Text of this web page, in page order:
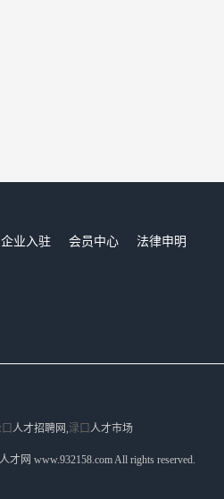
企业入驻 会员中心
法律申明
人才招聘网,渌口人才市场
人才网 www.932158.com All rights reserved.